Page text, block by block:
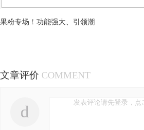
果粉专场！功能强大、引领潮
文章评价 COMMENT
d 发表评论请先登录，点